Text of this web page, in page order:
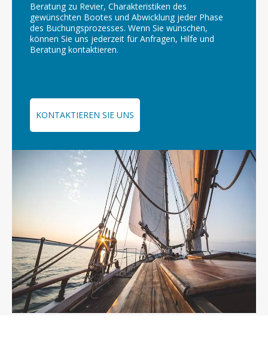
Beratung zu Revier, Charakteristiken des
gewünschten Bootes und Abwicklung jeder Phase
des Buchungsprozesses. Wenn Sie wünschen,
können Sie uns jederzeit für Anfragen, Hilfe und
Beratung kontaktieren.
KONTAKTIEREN SIE UNS